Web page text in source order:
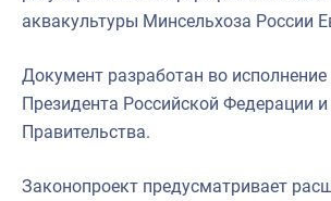
аквакультуры Минсельхоза России
Документ разработан во исполнение
Президента Российской Федерации
Правительства.
Законопроект предусматривает